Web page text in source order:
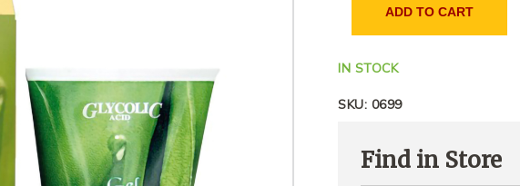
ADD TO CART
IN STOCK
SKU: 0699
Find in Store